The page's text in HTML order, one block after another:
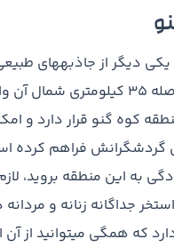
دیگر از جاذبه­های
بندرعباس است، در فاصله ۳۵ کیلومتری
کوه گنو قرار دارد و
گردشگرانش فراهم کرده
به این منطقه بروید،
جداگانه زنانه و
که همگی می­توانید از آن